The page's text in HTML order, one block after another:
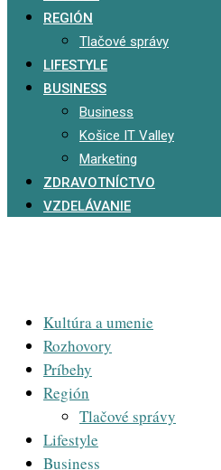
REGIÓN
Tlačové správy
LIFESTYLE
BUSINESS
Business
Košice IT Valley
Marketing
ZDRAVOTNÍCTVO
VZDELÁVANIE
Kultúra a umenie
Rozhovory
Príbehy
Región
Tlačové správy
Lifestyle
Business